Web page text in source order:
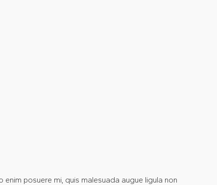
posuere mi, quis malesuada augue ligula non